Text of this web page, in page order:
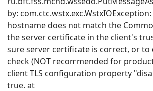
by:
hostname does not match the
the server certificate in the client's
sure server certificate is correct, or to
check (NOT recommended for
client TLS configuration property
true. at